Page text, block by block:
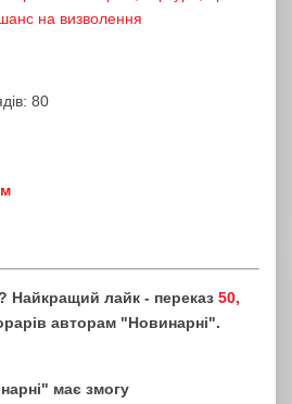
на визволення
80
Найкращий лайк - переказ 50,
авторам "Новинарні".
має змогу